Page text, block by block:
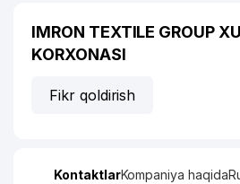
IMRON TEXTILE GROUP
KORXONASI
Fikr qoldirish
KontaktlarKompaniya haqida